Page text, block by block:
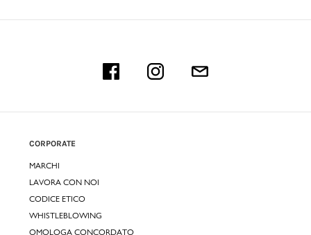
CORPORATE
MARCHI
LAVORA CON NOI
CODICE ETICO
WHISTLEBLOWING
OMOLOGA CONCORDATO